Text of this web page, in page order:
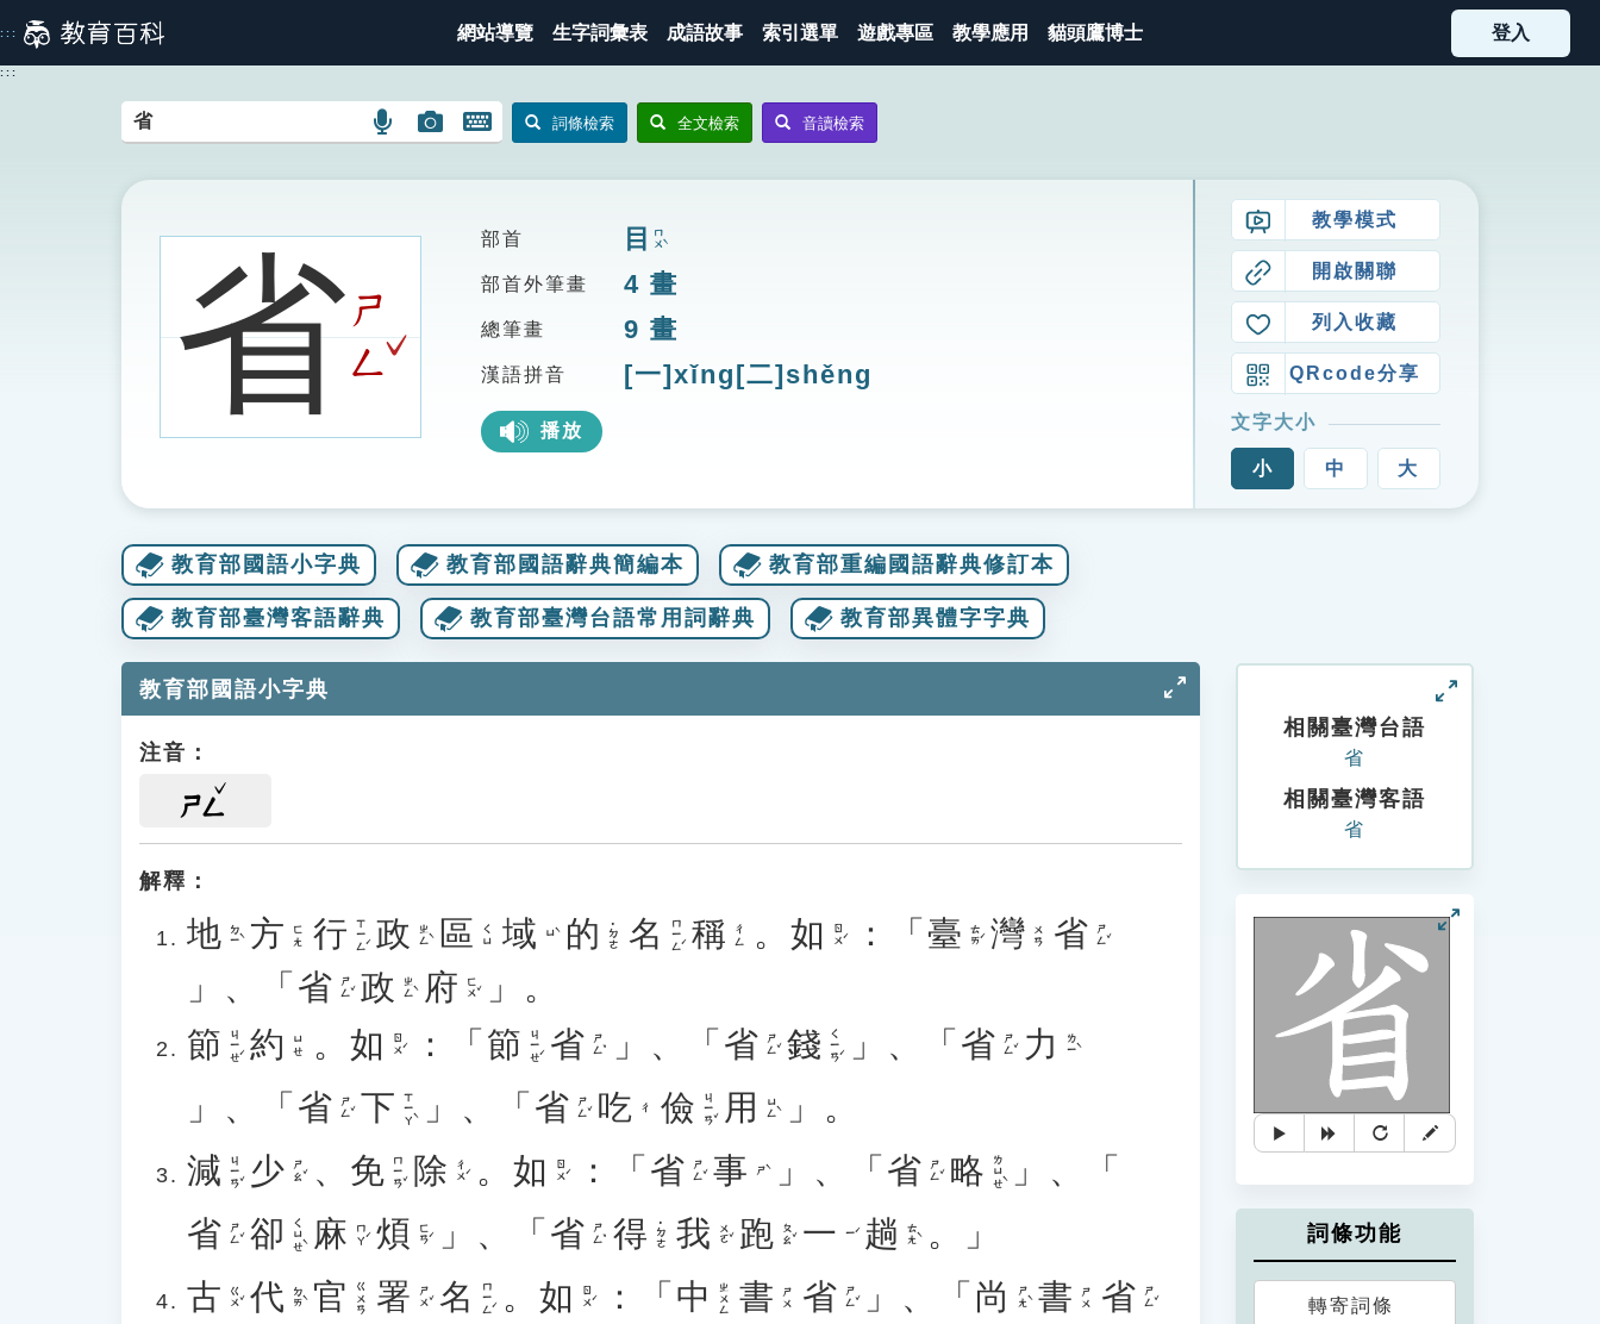
到
主
::: 網站導覽 生字詞彙表 成語故事 索引選單 遊戲專區 教學應用 貓頭鷹博士 登入
:::
語
搜
圖
圖
搜
開
鍵
圖
詞條檢索 全文檢索 音讀檢索
省ㄕ
ㄥ
ˇ
部首 目 ㄇㄨˋ
部首外筆畫 4 畫
總筆畫 9 畫
漢語拼音 [一]xǐng[二]shěng
播放
教學模式
開啟關聯
列入收藏
QRcode分享
文字大小
小 中 大
教育部國語小字典 教育部國語辭典簡編本 教育部重編國語辭典修訂本
教育部臺灣客語辭典 教育部臺灣台語常用詞辭典 教育部異體字字典
教育部國語小字典
注音：
ㄕㄥ
解釋：
地 ㄉㄧˋ 方 ㄈㄤ 行 ㄒㄧㄥˊ 政 ㄓㄥˋ 區 ㄑㄩ 域 ㄩˋ 的 ˙ㄉㄜ 名 ㄇㄧㄥˊ 稱 ㄔㄥ 。如 ㄖㄨˊ ：「 臺 ㄊㄞˊ 灣 ㄨㄢ 省 ㄕㄥˇ
」、「 省 ㄕㄥˇ 政 ㄓㄥˋ 府 ㄈㄨˇ
」。
節 ㄐㄧㄝˊ 約 ㄩㄝ 。 如 ㄖㄨˊ ：「 節 ㄐㄧㄝˊ 省 ㄕㄥˇ 」、「 省 ㄕㄥˇ 錢 ㄑㄧㄢˊ 」、「 省 ㄕㄥˇ 力 ㄌㄧˋ
」、「 省 ㄕㄥˇ 下 ㄒㄧㄚˋ 」、「 省 ㄕㄥˇ 吃 ㄔ 儉 ㄐㄧㄢˇ 用 ㄩㄥˋ
」。
減 ㄐㄧㄢˇ 少 ㄕㄠˇ 、 免 ㄇㄧㄢˇ 除 ㄔㄨˊ 。 如 ㄖㄨˊ ：「 省 ㄕㄥˇ 事 ㄕˋ 」、「 省 ㄕㄥˇ 略 ㄌㄩㄝˋ
」、「
省 ㄕㄥˇ 卻 ㄑㄩㄝˋ 麻 ㄇㄚˊ 煩 ㄈㄢˊ 」、「 省 ㄕㄥˇ 得 ˙ㄉㄜ 我 ㄨㄛˇ 跑 ㄆㄠˇ 一 ㄧˊ 趟 ㄊㄤˋ 。」
古 ㄍㄨˇ 代 ㄉㄞˋ 官 ㄍㄨㄢ 署 ㄕㄨˇ 名 ㄇㄧㄥˊ 。 如 ㄖㄨˊ ：「 中 ㄓㄨㄥ 書 ㄕㄨ 省 ㄕㄥˇ 」、「 尚 ㄕㄤˋ 書 ㄕㄨ 省 ㄕㄥˇ
相關臺灣台語
省
相關臺灣客語
省
詞條功能
轉寄詞條